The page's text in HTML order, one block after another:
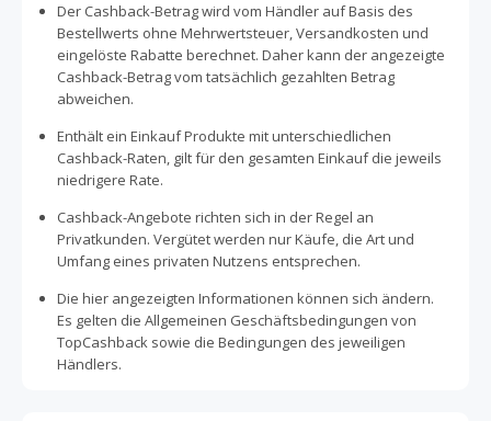
Der Cashback-Betrag wird vom Händler auf Basis des
Bestellwerts ohne Mehrwertsteuer, Versandkosten und
eingelöste Rabatte berechnet. Daher kann der angezeigte
Cashback-Betrag vom tatsächlich gezahlten Betrag
abweichen.
Enthält ein Einkauf Produkte mit unterschiedlichen
Cashback-Raten, gilt für den gesamten Einkauf die jeweils
niedrigere Rate.
Cashback-Angebote richten sich in der Regel an
Privatkunden. Vergütet werden nur Käufe, die Art und
Umfang eines privaten Nutzens entsprechen.
Die hier angezeigten Informationen können sich ändern.
Es gelten die Allgemeinen Geschäftsbedingungen von
TopCashback sowie die Bedingungen des jeweiligen
Händlers.